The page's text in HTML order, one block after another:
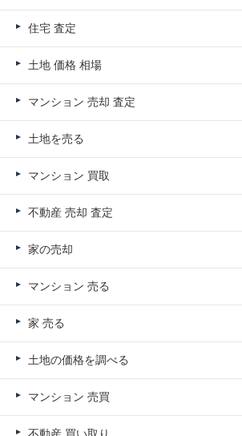
住宅 査定
土地 価格 相場
マンション 売却 査定
土地を売る
マンション 買取
不動産 売却 査定
家の売却
マンション 売る
家 売る
土地の価格を調べる
マンション 売買